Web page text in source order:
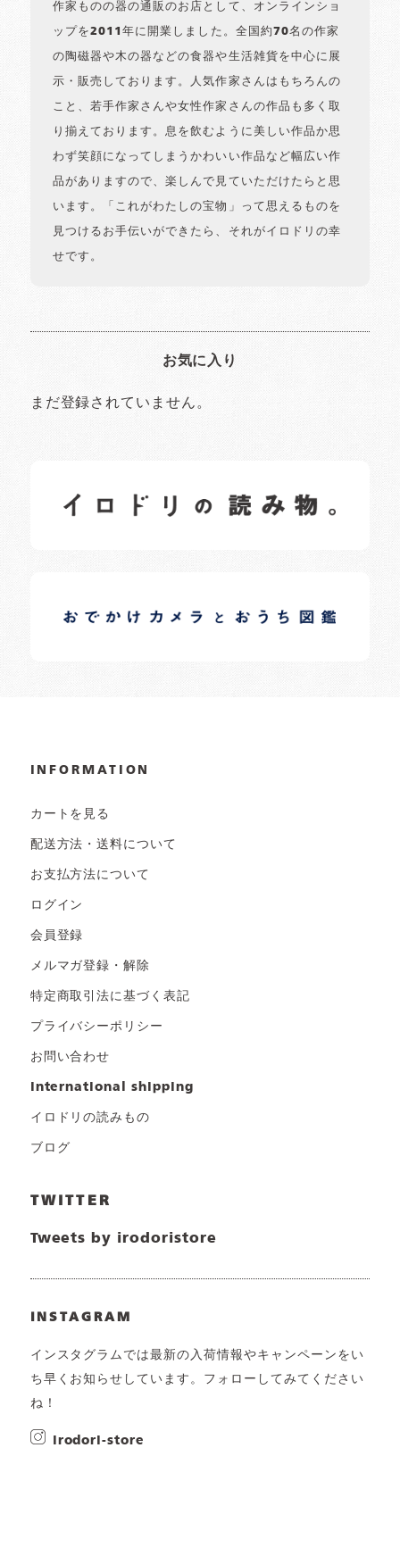
作家ものの器の通販のお店として、オンラインショ
ップを2011年に開業しました。全国約70名の作家
の陶磁器や木の器などの食器や生活雑貨を中心に展
示・販売しております。人気作家さんはもちろんの
こと、若手作家さんや女性作家さんの作品も多く取
り揃えております。息を飲むように美しい作品か思
わず笑顔になってしまうかわいい作品など幅広い作
品がありますので、楽しんで見ていただけたらと思
います。「これがわたしの宝物」って思えるものを
見つけるお手伝いができたら、それがイロドリの幸
せです。
お気に入り
まだ登録されていません。
日常の様子など随時更新中です。
日常の様子など随時更新中です。
INFORMATION
カートを見る
配送方法・送料について
お支払方法について
ログイン
会員登録
メルマガ登録・解除
特定商取引法に基づく表記
プライバシーポリシー
お問い合わせ
international shipping
イロドリの読みもの
ブログ
TWITTER
Tweets by irodoristore
INSTAGRAM
インスタグラムでは最新の入荷情報やキャンペーンをい
ち早くお知らせしています。フォローしてみてください
ね！
irodori-store